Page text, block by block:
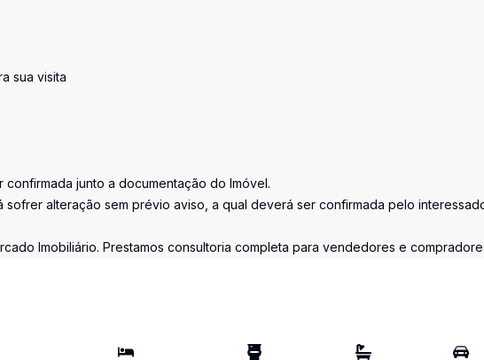
sua visita
junto a documentação do Imóvel.
alteração sem prévio aviso, a qual deverá ser confirmada pelo
Imobiliário. Prestamos consultoria completa para vendedores e